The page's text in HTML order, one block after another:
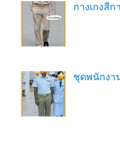
กางเกงสี
ชุดพนักงา